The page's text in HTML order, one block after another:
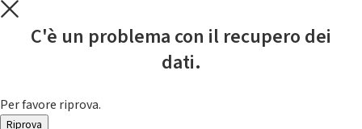
C'è un problema con il recupero dei
dati.
Per favore riprova.
Riprova